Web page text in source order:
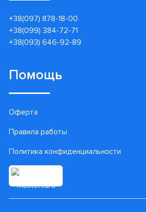
+38(097) 878-18-00
+38(099) 384-72-71
+38(093) 646-92-89
Помощь
Оферта
Правила работы
Политика конфиденциальности